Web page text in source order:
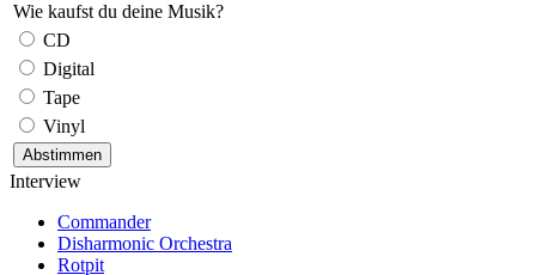
Wie kaufst du deine Musik?
CD
Digital
Tape
Vinyl
Interview
Commander
Disharmonic Orchestra
Rotpit